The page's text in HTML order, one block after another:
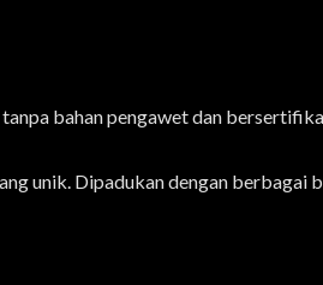
bahan pengawet dan
unik. Dipadukan dengan berbagai